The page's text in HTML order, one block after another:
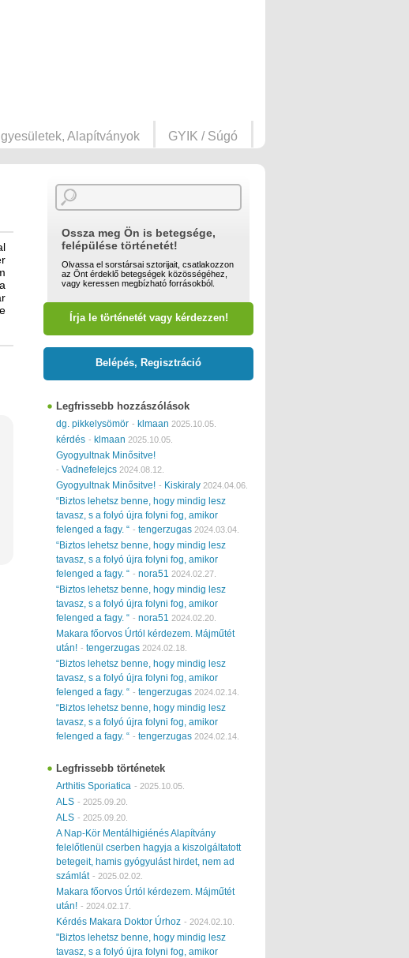
Alapítványok GYIK / Súgó
Ossza meg Ön is betegsége,
felépülése történetét!
Olvassa el sorstársai sztorijait, csatlakozzon
az Önt érdeklő betegségek közösségéhez,
vagy keressen megbízható forrásokból.
Írja le történetét vagy kérdezzen!
Belépés, Regisztráció
Legfrissebb hozzászólások
dg. pikkelysömör - klmaan 2025.10.05.
kérdés - klmaan 2025.10.05.
Gyogyultnak Minősitve!
- Vadnefelejcs 2024.08.12.
Gyogyultnak Minősitve! - Kiskiraly 2024.04.06.
“Biztos lehetsz benne, hogy mindig lesz
tavasz, s a folyó újra folyni fog, amikor
felenged a fagy. “ - tengerzugas 2024.03.04.
“Biztos lehetsz benne, hogy mindig lesz
tavasz, s a folyó újra folyni fog, amikor
felenged a fagy. “ - nora51 2024.02.27.
“Biztos lehetsz benne, hogy mindig lesz
tavasz, s a folyó újra folyni fog, amikor
felenged a fagy. “ - nora51 2024.02.20.
Makara főorvos Úrtól kérdezem. Májműtét
után! - tengerzugas 2024.02.18.
“Biztos lehetsz benne, hogy mindig lesz
tavasz, s a folyó újra folyni fog, amikor
felenged a fagy. “ - tengerzugas 2024.02.14.
“Biztos lehetsz benne, hogy mindig lesz
tavasz, s a folyó újra folyni fog, amikor
felenged a fagy. “ - tengerzugas 2024.02.14.
Legfrissebb történetek
Arthitis Sporiatica - 2025.10.05.
ALS - 2025.09.20.
ALS - 2025.09.20.
A Nap-Kör Mentálhigiénés Alapítvány
felelőtlenül cserben hagyja a kiszolgáltatott
betegeit, hamis gyógyulást hirdet, nem ad
számlát - 2025.02.02.
Makara főorvos Úrtól kérdezem. Májműtét
után! - 2024.02.17.
Kérdés Makara Doktor Úrhoz - 2024.02.10.
"Biztos lehetsz benne, hogy mindig lesz
tavasz, s a folyó újra folyni fog, amikor